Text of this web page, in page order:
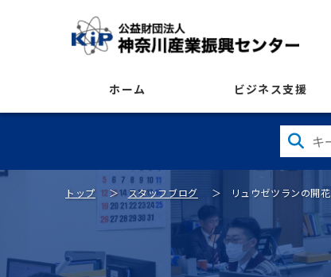
ホーム ビジネス支援
トップ スタッフブログ リュウゼツランの開花